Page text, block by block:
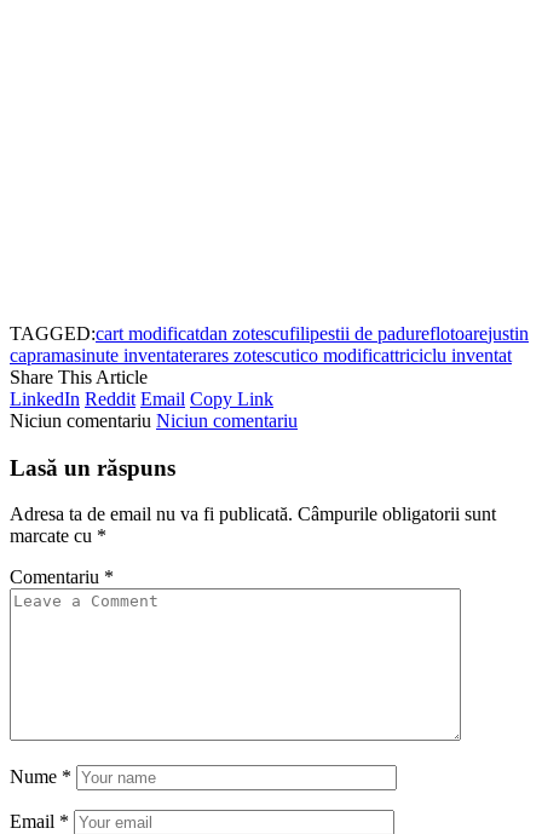
TAGGED:cart modificatdan zotescufilipestii de padureflotoarejustin
capramasinute inventaterares zotescutico modificattriciclu inventat
Share This Article
LinkedIn Reddit Email Copy Link
Niciun comentariu Niciun comentariu
Lasă un răspuns
Adresa ta de email nu va fi publicată. Câmpurile obligatorii sunt
marcate cu *
Comentariu *
Nume *
Email *